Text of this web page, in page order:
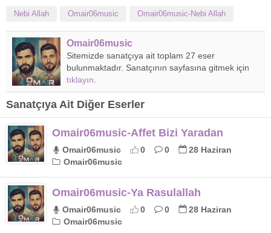
Nebi Allah Omair06music Omair06music-Nebi Allah
Omair06music
Sitemizde sanatçıya ait toplam 27 eser
bulunmaktadır. Sanatçının sayfasına gitmek için
tıklayın
Sanatçıya Ait Diğer Eserler
Omair06music-Affet Bizi Yaradan
Omair06music 0 0
28 Haziran
Omair06music
Omair06music-Ya Rasulallah
Omair06music 0 0
28 Haziran
Omair06music